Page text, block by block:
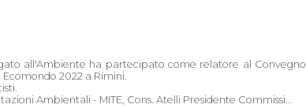
all'Ambiente ha partecipato come relatore al Convegno
2022 a Rimini.
Ambientali - MITE, Cons. Atelli Presidente Commissi...